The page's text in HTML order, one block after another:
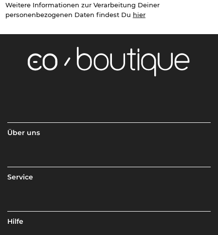
Weitere Informationen zur Verarbeitung Deiner
personenbezogenen Daten findest Du hier
Über uns
Service
Hilfe